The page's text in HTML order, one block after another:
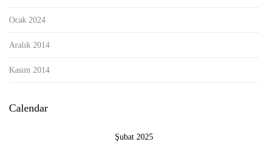
Ocak 2024
Aralık 2014
Kasım 2014
Calendar
Şubat 2025